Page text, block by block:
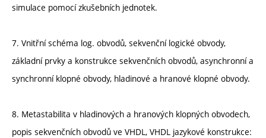
simulace pomocí zkušebních jednotek.
7. Vnitřní schéma log. obvodů, sekvenční logické obvody,
základní prvky a konstrukce sekvenčních obvodů, asynchronní a
synchronní klopné obvody, hladinové a hranové klopné obvody.
8. Metastabilita v hladinových a hranových klopných obvodech,
popis sekvenčních obvodů ve VHDL, VHDL jazykové konstrukce: